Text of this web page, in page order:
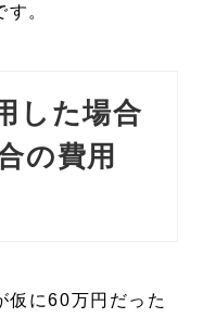
。
した場合
の費用
仮に60万円だった